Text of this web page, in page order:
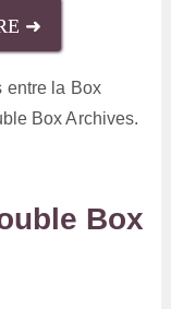
➜
entre la Box
Box Archives.
Box